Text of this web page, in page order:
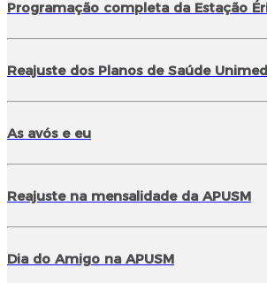
Programação completa da Estação
Reajuste dos Planos de Saúde
As avós e eu
Reajuste na mensalidade da APUSM
Dia do Amigo na APUSM